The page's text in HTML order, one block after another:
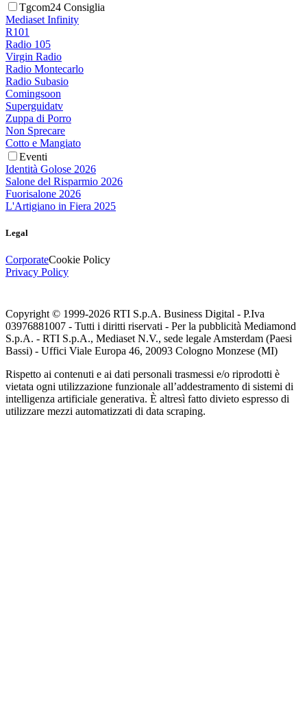
Tgcom24 Consiglia
Mediaset Infinity
R101
Radio 105
Virgin Radio
Radio Montecarlo
Radio Subasio
Comingsoon
Superguidatv
Zuppa di Porro
Non Sprecare
Cotto e Mangiato
Eventi
Identità Golose 2026
Salone del Risparmio 2026
Fuorisalone 2026
L'Artigiano in Fiera 2025
Legal
CorporateCookie Policy
Privacy Policy
Copyright © 1999-2026 RTI S.p.A. Business Digital - P.Iva
03976881007 - Tutti i diritti riservati - Per la pubblicità Mediamond
S.p.A. - RTI S.p.A., Mediaset N.V., sede legale Amsterdam (Paesi
Bassi) - Uffici Viale Europa 46, 20093 Cologno Monzese (MI)
Rispetto ai contenuti e ai dati personali trasmessi e/o riprodotti è
vietata ogni utilizzazione funzionale all’addestramento di sistemi di
intelligenza artificiale generativa. È altresì fatto divieto espresso di
utilizzare mezzi automatizzati di data scraping.